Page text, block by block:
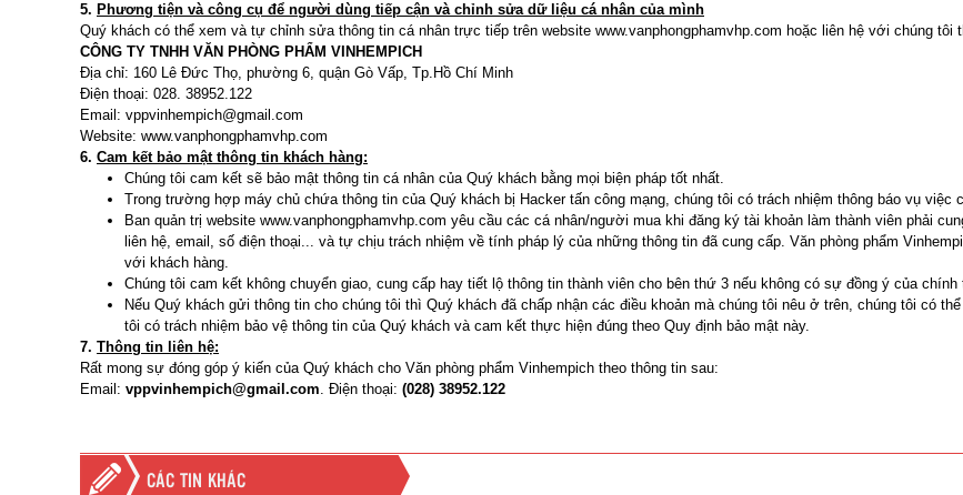
5. Phương tiện và công cụ để người dùng tiếp cận và chỉnh sửa dữ liệu cá nhân của mình
Quý khách có thể xem và tự chỉnh sửa thông tin cá nhân trực tiếp trên website www.vanphongphamvhp.com hoặc liên hệ với chúng
CÔNG TY TNHH VĂN PHÒNG PHẨM VINHEMPICH
Địa chỉ: 160 Lê Đức Thọ, phường 6, quận Gò Vấp, Tp.Hồ Chí Minh
Điện thoại: 028. 38952.122
Email: vppvinhempich@gmail.com
Website: www.vanphongphamvhp.com
6. Cam kết bảo mật thông tin khách hàng:
Chúng tôi cam kết sẽ bảo mật thông tin cá nhân của Quý khách bằng mọi biện pháp tốt nhất.
Trong trường hợp máy chủ chứa thông tin của Quý khách bị Hacker tấn công mạng, chúng tôi có trách nhiệm thông báo vụ
Ban quản trị website www.vanphongphamvhp.com yêu cầu các cá nhân/người mua khi đăng ký tài khoản làm thành viên phải
liên hệ, email, số điện thoại... và tự chịu trách nhiệm về tính pháp lý của những thông tin đã cung cấp. Văn phòng phẩm
với khách hàng.
Chúng tôi cam kết không chuyển giao, cung cấp hay tiết lộ thông tin thành viên cho bên thứ 3 nếu không có sự đồng ý của chính
Nếu Quý khách gửi thông tin cho chúng tôi thì Quý khách đã chấp nhận các điều khoản mà chúng tôi nêu ở trên, chúng tôi có
tôi có trách nhiệm bảo vệ thông tin của Quý khách và cam kết thực hiện đúng theo Quy định bảo mật này.
7. Thông tin liên hệ:
Rất mong sự đóng góp ý kiến của Quý khách cho Văn phòng phẩm Vinhempich theo thông tin sau:
Email: vppvinhempich@gmail.com. Điện thoại: (028) 38952.122
CÁC TIN KHÁC